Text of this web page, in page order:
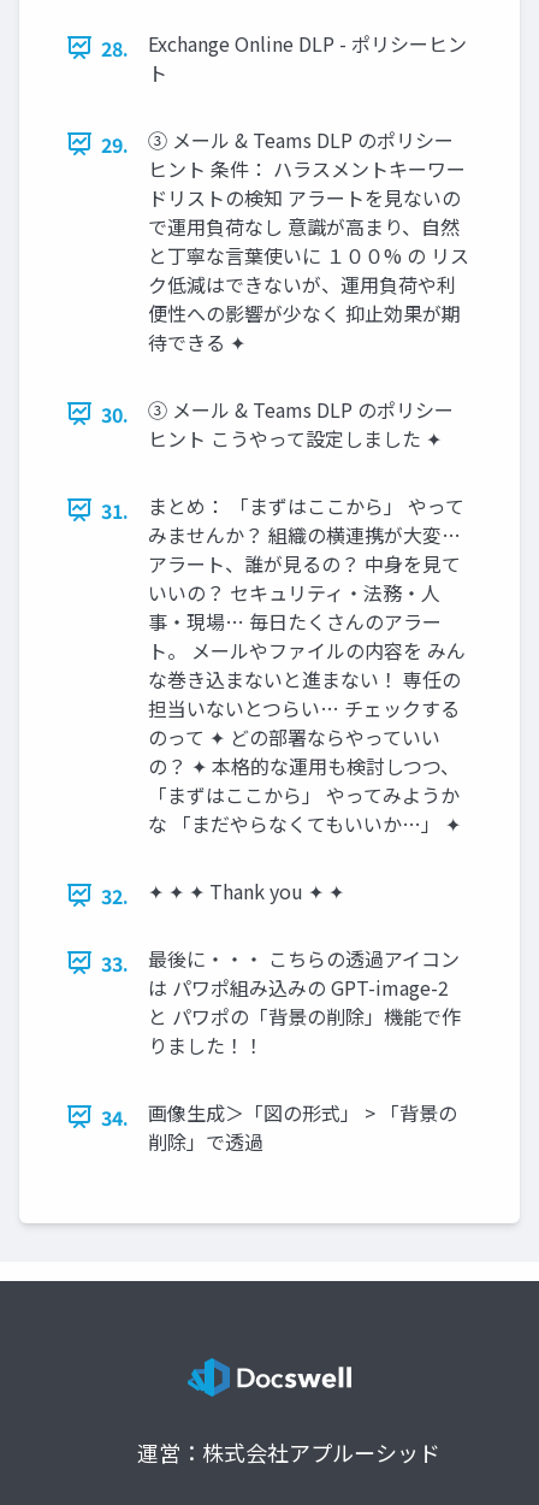
28.
Exchange Online DLP - ポリシーヒン
ト
29.
③ メール & Teams DLP のポリシー
ヒント 条件： ハラスメントキーワー
ドリストの検知 アラートを見ないの
で運用負荷なし 意識が高まり、自然
と丁寧な言葉使いに １００% の リス
ク低減はできないが、運用負荷や利
便性への影響が少なく 抑止効果が期
待できる ✦
30.
③ メール & Teams DLP のポリシー
ヒント こうやって設定しました ✦
31.
まとめ： 「まずはここから」 やって
みませんか？ 組織の横連携が大変…
アラート、誰が見るの？ 中身を見て
いいの？ セキュリティ・法務・人
事・現場… 毎日たくさんのアラー
ト。 メールやファイルの内容を みん
な巻き込まないと進まない！ 専任の
担当いないとつらい… チェックする
のって ✦ どの部署ならやっていい
の？ ✦ 本格的な運用も検討しつつ、
「まずはここから」 やってみようか
な 「まだやらなくてもいいか…」 ✦
32. ✦ ✦ ✦ Thank you ✦ ✦
33.
最後に・・・ こちらの透過アイコン
は パワポ組み込みの GPT-image-2
と パワポの「背景の削除」機能で作
りました！！
34.
画像生成＞「図の形式」 > 「背景の
削除」で透過
運営：株式会社アプルーシッド